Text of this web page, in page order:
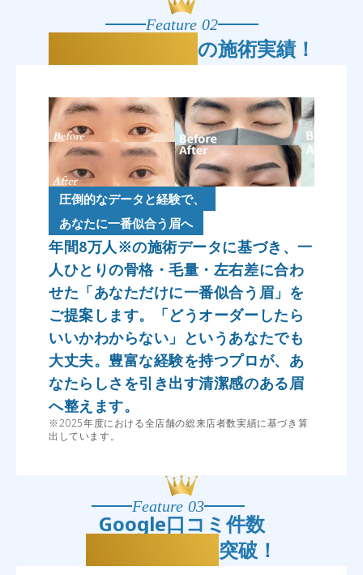
Feature 02
の施術実績！
圧倒的なデータと経験で、
あなたに一番似合う眉へ
年間8万人※の施術データに基づき、一
人ひとりの骨格・毛量・左右差に合わ
せた「あなただけに一番似合う眉」を
ご提案します。「どうオーダーしたら
いいかわからない」というあなたでも
大丈夫。豊富な経験を持つプロが、あ
なたらしさを引き出す清潔感のある眉
へ整えます。
※2025年度における全店舗の総来店者数実績に基づき算
出しています。
Feature 03
Google口コミ件数
13,335件突破！